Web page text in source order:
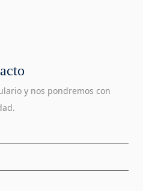
y nos pondremos con